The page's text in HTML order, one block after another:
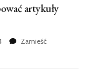
artykuły
Zamieść